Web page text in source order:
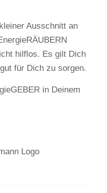
Ausschnitt an
hilflos. Es gilt Dich
für Dich zu sorgen.
in Deinem